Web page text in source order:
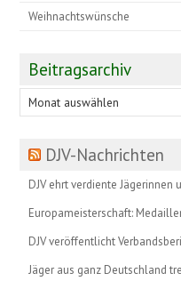
Weihnachtswünsche
Beitragsarchiv
Beitragsarchiv
DJV-Nachrichten
DJV ehrt verdiente Jägerinnen
Europameisterschaft:
DJV veröffentlicht
Jäger aus ganz Deutschland